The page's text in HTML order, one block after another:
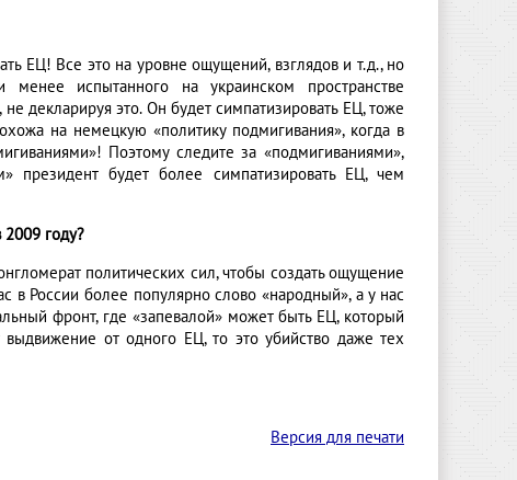
ЕЦ! Все это на уровне ощущений, взглядов и т.д., но
испытанного на украинском пространстве
декларируя это. Он будет симпатизировать ЕЦ, тоже
на немецкую «политику подмигивания», когда в
Поэтому следите за «подмигиваниями»,
будет более симпатизировать ЕЦ, чем
году?
политических сил, чтобы создать ощущение
в России более популярно слово «народный», а у нас
фронт, где «запевалой» может быть ЕЦ, который
от одного ЕЦ, то это убийство даже тех
Версия для печати